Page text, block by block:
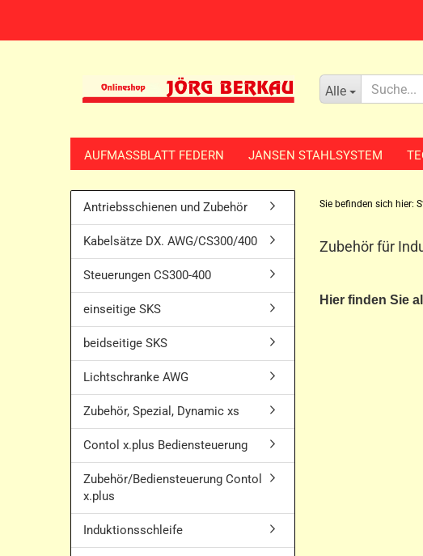
Alle
AUFMASSBLATT FEDERN JANSEN STAHLSYSTEM
Sie befinden sich hier:
Zubehör für
Hier finden Sie
Antriebsschienen und Zubehör
Kabelsätze DX. AWG/CS300/400
Steuerungen CS300-400
einseitige SKS
beidseitige SKS
Lichtschranke AWG
Zubehör, Spezial, Dynamic xs
Contol x.plus Bediensteuerung
Zubehör/Bediensteuerung Contol
x.plus
Induktionsschleife